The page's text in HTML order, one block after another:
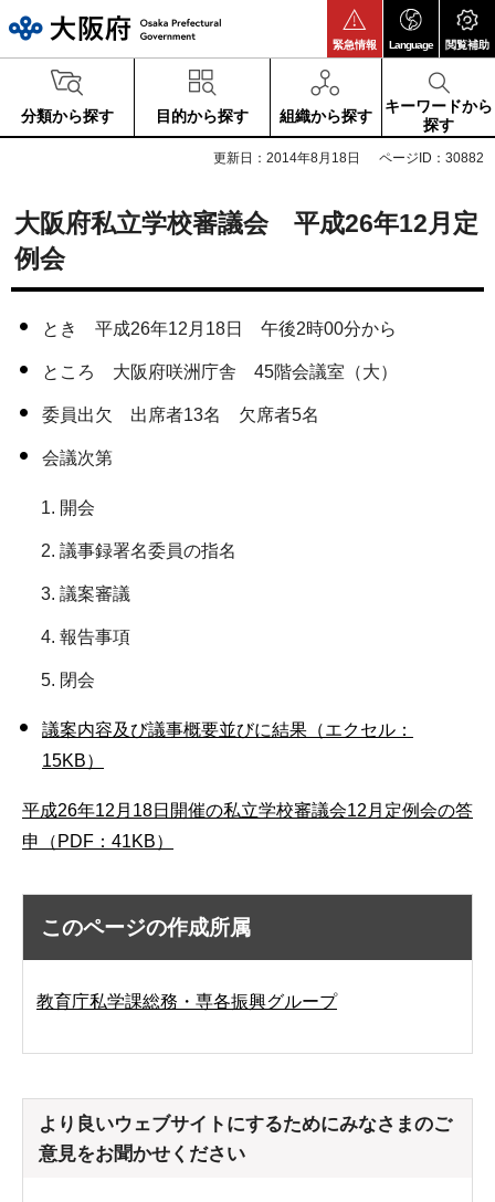
緊急情報 Language 閲覧補助
分類から探す 目的から探す 組織から探す
キーワードから
探す
更新日：2014年8月18日 ページID：30882
大阪府私立学校審議会 平成26年12月定
例会
とき 平成26年12月18日 午後2時00分から
ところ 大阪府咲洲庁舎 45階会議室（大）
委員出欠 出席者13名 欠席者5名
会議次第
開会
議事録署名委員の指名
議案審議
報告事項
閉会
議案内容及び議事概要並びに結果（エクセル：
15KB）
平成26年12月18日開催の私立学校審議会12月定例会の答
申（PDF：41KB）
このページの作成所属
教育庁私学課総務・専各振興グループ
より良いウェブサイトにするためにみなさまのご
意見をお聞かせください